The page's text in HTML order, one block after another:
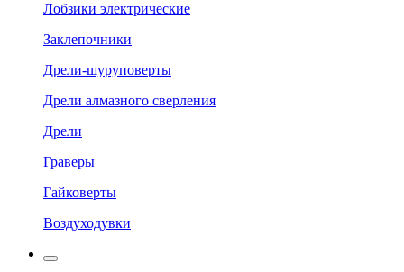
Лобзики электрические
Заклепочники
Дрели-шуруповерты
Дрели алмазного сверления
Дрели
Граверы
Гайковерты
Воздуходувки